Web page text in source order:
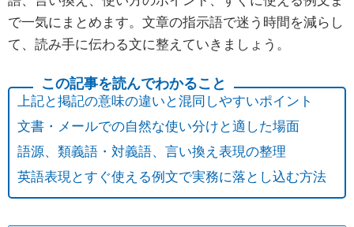
で一気にまとめます。文章の指示語で迷う時間を減らし
て、読み手に伝わる文に整えていきましょう。
上記と掲記の意味の違いと混同しやすいポイント
文書・メールでの自然な使い分けと適した場面
語源、類義語・対義語、言い換え表現の整理
英語表現とすぐ使える例文で実務に落とし込む方法